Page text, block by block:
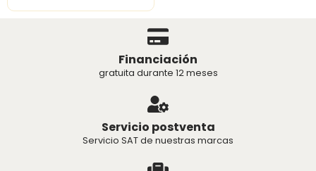
Financiación
gratuita durante 12 meses
Servicio postventa
Servicio SAT de nuestras marcas